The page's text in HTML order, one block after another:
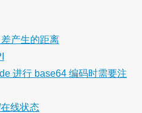
产生的距离
进行 base64 编码时需要注
线状态